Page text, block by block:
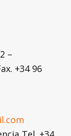
–
+34 96